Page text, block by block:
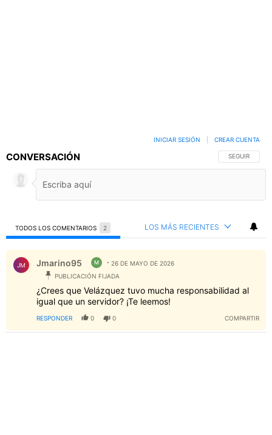
CONVERSACIÓN SIGA ESTA
SEGUIR
INICIAR SESIÓN CREAR CUENTA
TODOS LOS COMENTARIOS 2 LOS MÁS RECIENTES
Comentario de Jmarino95.
JM Jmarino95 M
26 DE MAYO DE 2026
PUBLICACIÓN FIJADA
¿Crees que Velázquez tuvo mucha responsabilidad al
igual que un servidor? ¡Te leemos!
RESPONDER 0 0 COMPARTIR